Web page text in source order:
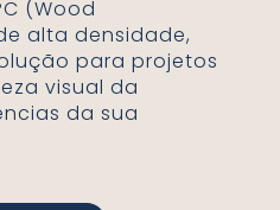
alta densidade,
para projetos
visual da
da sua